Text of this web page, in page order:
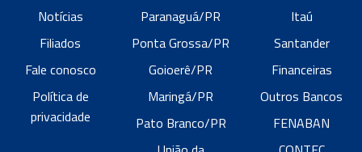
Notícias
Filiados
Fale conosco
Política de
privacidade
Paranaguá/PR
Ponta Grossa/PR
Goioerê/PR
Maringá/PR
Pato Branco/PR
Itaú
Santander
Financeiras
Outros Bancos
FENABAN